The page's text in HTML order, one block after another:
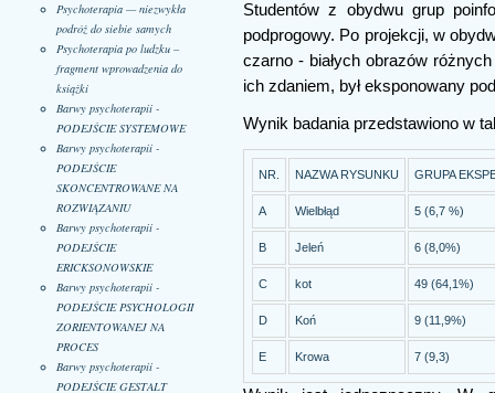
Psychoterapia — niezwykła
podróż do siebie samych
Psychoterapia po ludzku –
fragment wprowadzenia do
książki
Barwy psychoterapii -
PODEJŚCIE SYSTEMOWE
Barwy psychoterapii -
PODEJŚCIE
SKONCENTROWANE NA
ROZWIĄZANIU
Barwy psychoterapii -
PODEJŚCIE
ERICKSONOWSKIE
Barwy psychoterapii -
PODEJŚCIE PSYCHOLOGII
ZORIENTOWANEJ NA
PROCES
Barwy psychoterapii -
PODEJŚCIE GESTALT
Studentów z obydwu grup
podprogowy. Po projekcji, w
czarno - białych obrazów
ich zdaniem, był eksponowany
Wynik badania przedstawiono w
NR. NAZWA RYSUNKU GRUPA
A Wielbłąd 5 (6,7 %)
B Jeleń 6 (8,0%)
C kot 49 (64,1%)
D Koń 9 (11,9%)
E Krowa 7 (9,3)